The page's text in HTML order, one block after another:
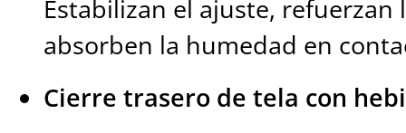
Estabilizan el ajuste, refuerzan
absorben la humedad en
Cierre trasero de tela con